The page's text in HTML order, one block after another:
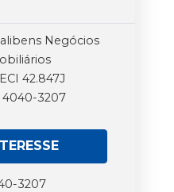
Negócios
42.847J
4040-3207
INTERESSE
3207